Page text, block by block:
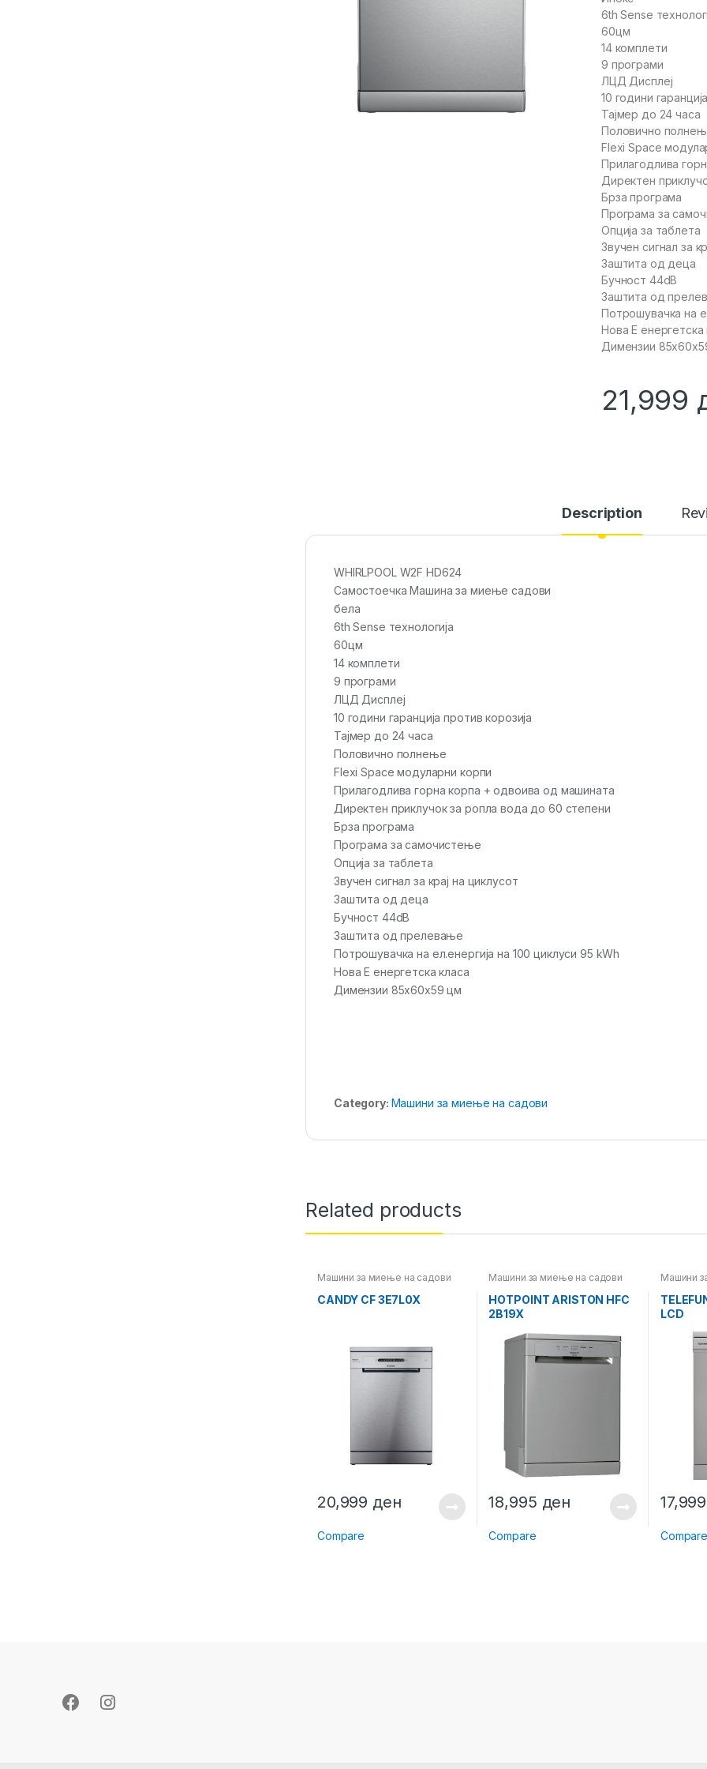
6th Sense
60цм
14 комплети
9 програми
ЛЦД Дисплеј
10 години
Тајмер до 24 часа
Половично
Flexi Space
Прилагодлива
Директен
Брза програма
Програма за
Опција за таблета
Звучен сигнал за
Заштита од деца
Бучност 44dB
Заштита од
Потрошувачка на
Нова Е енергетска
Димензии
21,999
Description
WHIRLPOOL W2F HD624
Самостоечка Машина за миење садови
бела
6th Sense технологија
60цм
14 комплети
9 програми
ЛЦД Дисплеј
10 години гаранција против корозија
Тајмер до 24 часа
Половично полнење
Flexi Space модуларни корпи
Прилагодлива горна корпа + одвоива од машината
Директен приклучок за ропла вода до 60 степени
Брза програма
Програма за самочистење
Опција за таблета
Звучен сигнал за крај на циклусот
Заштита од деца
Бучност 44dB
Заштита од прелевање
Потрошувачка на ел.енергија на 100 циклуси 95 kWh
Нова Е енергетска класа
Димензии 85x60x59 цм
Category: Машини за миење на садови
Related products
Машини за миење на садови
CANDY CF 3E7L0X
20,999 ден
Compare
Машини за миење на садови
HOTPOINT ARISTON HFC
2B19X
18,995 ден
Compare
Машини
LCD
17,999
Compare